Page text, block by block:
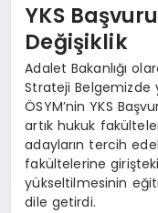
YKS
Değişiklik
Adalet Bakanlığı
Strateji
ÖSYM’nin YKS
artık hukuk
adayların tercih
fakültelerine girişteki
yükseltilmesinin
dile getirdi.